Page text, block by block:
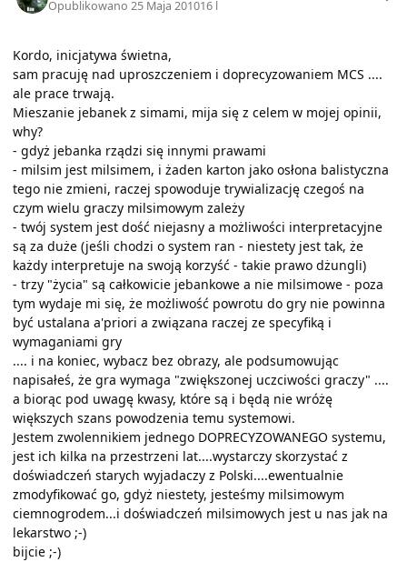
Opublikowano25 Maja 201016 l
Kordo, inicjatywa świetna,
sam pracuję nad uproszczeniem i doprecyzowaniem MCS ....
ale prace trwają.
Mieszanie jebanek z simami, mija się z celem w mojej opinii,
why?
- gdyż jebanka rządzi się innymi prawami
- milsim jest milsimem, i żaden karton jako osłona balistyczna
tego nie zmieni, raczej spowoduje trywializację czegoś na
czym wielu graczy milsimowym zależy
- twój system jest dość niejasny a możliwości interpretacyjne
są za duże (jeśli chodzi o system ran - niestety jest tak, że
każdy interpretuje na swoją korzyść - takie prawo dżungli)
- trzy "życia" są całkowicie jebankowe a nie milsimowe - poza
tym wydaje mi się, że możliwość powrotu do gry nie powinna
być ustalana a'priori a związana raczej ze specyfiką i
wymaganiami gry
.... i na koniec, wybacz bez obrazy, ale podsumowując
napisałeś, że gra wymaga "zwiększonej uczciwości graczy" ....
a biorąc pod uwagę kwasy, które są i będą nie wróżę
większych szans powodzenia temu systemowi.
Jestem zwolennikiem jednego DOPRECYZOWANEGO systemu,
jest ich kilka na przestrzeni lat....wystarczy skorzystać z
doświadczeń starych wyjadaczy z Polski....ewentualnie
zmodyfikować go, gdyż niestety, jesteśmy milsimowym
ciemnogrodem...i doświadczeń milsimowych jest u nas jak na
lekarstwo ;-)
bijcie ;-)